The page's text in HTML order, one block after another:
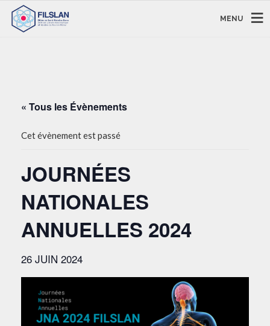
MENU
« Tous les Évènements
Cet évènement est passé
JOURNÉES
NATIONALES
ANNUELLES 2024
26 JUIN 2024